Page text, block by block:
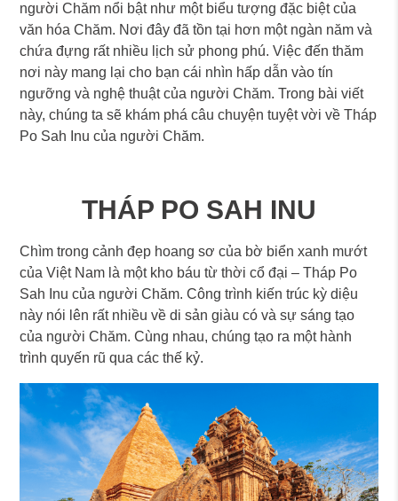
người Chăm nổi bật như một biểu tượng đặc biệt của
văn hóa Chăm. Nơi đây đã tồn tại hơn một ngàn năm và
chứa đựng rất nhiều lịch sử phong phú. Việc đến thăm
nơi này mang lại cho bạn cái nhìn hấp dẫn vào tín
ngưỡng và nghệ thuật của người Chăm. Trong bài viết
này, chúng ta sẽ khám phá câu chuyện tuyệt vời về Tháp
Po Sah Inu của người Chăm.
THÁP PO SAH INU
Chìm trong cảnh đẹp hoang sơ của bờ biển xanh mướt
của Việt Nam là một kho báu từ thời cổ đại – Tháp Po
Sah Inu của người Chăm. Công trình kiến trúc kỳ diệu
này nói lên rất nhiều về di sản giàu có và sự sáng tạo
của người Chăm. Cùng nhau, chúng tạo ra một hành
trình quyến rũ qua các thế kỷ.